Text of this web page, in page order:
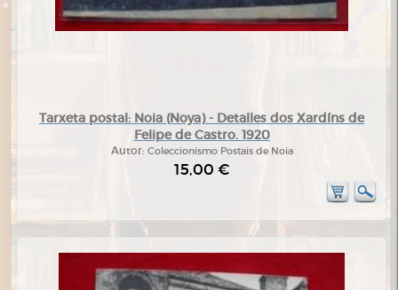
Tarxeta postal: Noia (Noya) - Detalles dos Xardíns de
Felipe de Castro. 1920
Autor: Coleccionismo Postais de Noia
15,00 €